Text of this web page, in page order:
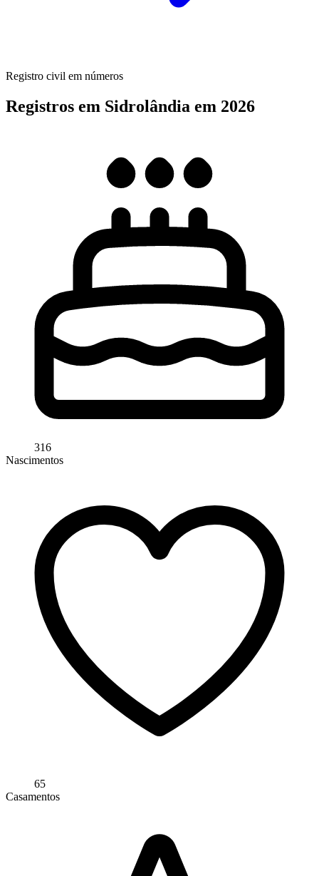
Registro civil em números
Registros em Sidrolândia em 2026
316
Nascimentos
65
Casamentos